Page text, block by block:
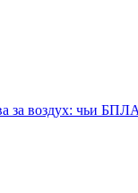
за воздух: чьи